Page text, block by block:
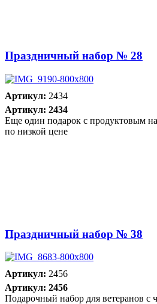
Праздничный набор № 28
Артикул: 2434
Артикул: 2434
Еще один подарок с продуктовым
по низкой цене
Праздничный набор № 38
Артикул: 2456
Артикул: 2456
Подарочный набор для ветеранов с